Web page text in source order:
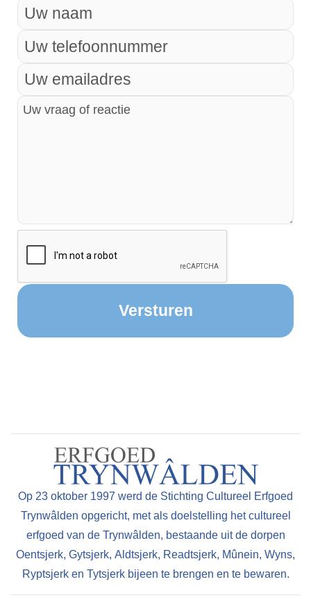
Op 23 oktober 1997 werd de Stichting Cultureel Erfgoed
Trynwâlden opgericht, met als doelstelling het cultureel
erfgoed van de Trynwâlden, bestaande uit de dorpen
Oentsjerk, Gytsjerk, Aldtsjerk, Readtsjerk, Mûnein, Wyns,
Ryptsjerk en Tytsjerk bijeen te brengen en te bewaren.